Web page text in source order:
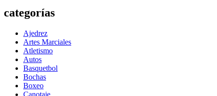
categorías
Ajedrez
Artes Marciales
Atletismo
Autos
Basquetbol
Bochas
Boxeo